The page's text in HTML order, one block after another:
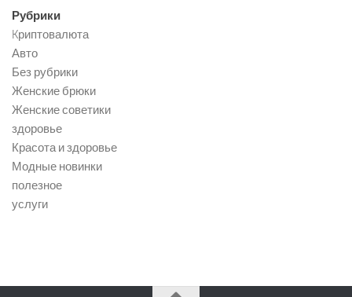
Рубрики
Kриптовалюта
Авто
Без рубрики
Женские брюки
Женские советики
здоровье
Красота и здоровье
Модные новинки
полезное
услуги